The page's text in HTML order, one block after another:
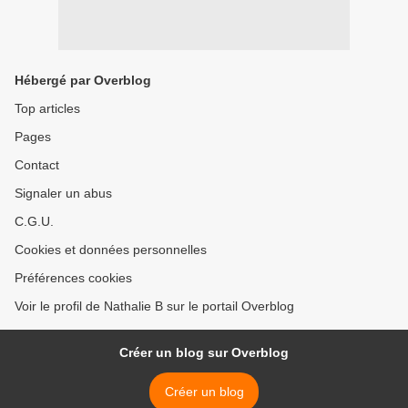
Hébergé par Overblog
Top articles
Pages
Contact
Signaler un abus
C.G.U.
Cookies et données personnelles
Préférences cookies
Voir le profil de Nathalie B sur le portail Overblog
Créer un blog sur Overblog
Créer un blog